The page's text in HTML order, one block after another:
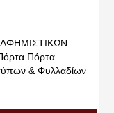
Πόρτα
& Φυλλαδίων